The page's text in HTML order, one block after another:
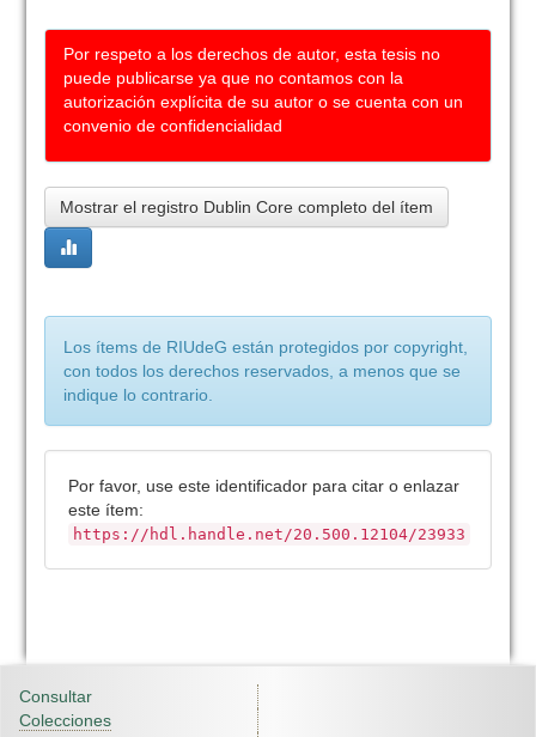
Por respeto a los derechos de autor, esta tesis no
puede publicarse ya que no contamos con la
autorización explícita de su autor o se cuenta con un
convenio de confidencialidad
Mostrar el registro Dublin Core completo del ítem
Los ítems de RIUdeG están protegidos por copyright,
con todos los derechos reservados, a menos que se
indique lo contrario.
Por favor, use este identificador para citar o enlazar
este ítem:
https://hdl.handle.net/20.500.12104/23933
Consultar
Colecciones